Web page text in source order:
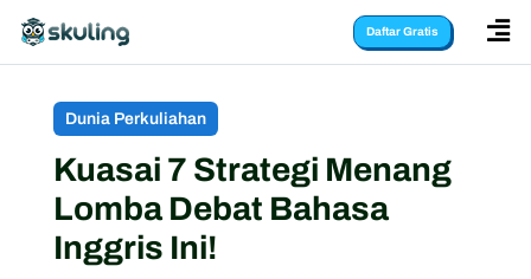
Daftar Gratis 
Dunia Perkuliahan
Kuasai 7 Strategi Menang
Lomba Debat Bahasa
Inggris Ini!